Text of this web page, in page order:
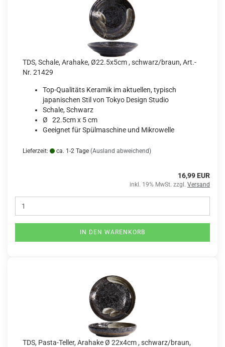
TDS, Schale, Arahake, Ø22.5x5cm , schwarz/braun, Art.-
Nr. 21429
Top-Qualitäts Keramik im aktuellen, typisch
japanischen Stil von Tokyo Design Studio
Schale, Schwarz
Ø 22.5cm x 5 cm
Geeignet für Spülmaschine und Mikrowelle
Lieferzeit: ca. 1-2 Tage (Ausland abweichend)
16,99 EUR
inkl. 19% MwSt. zzgl. Versand
IN DEN WARENKORB
TDS, Pasta-Teller, Arahake Ø 22x4cm , schwarz/braun,